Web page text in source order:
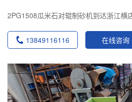
2PG1508瓜米石对辊制砂机到达浙江横
13849116116 在线咨询